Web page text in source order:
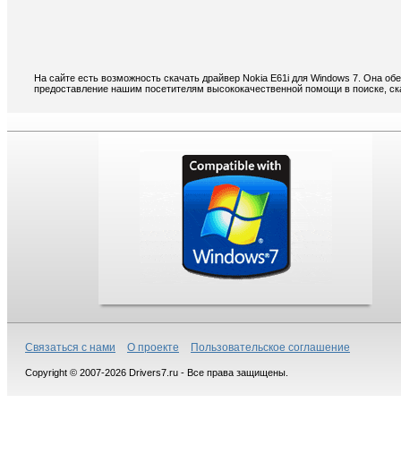
На сайте есть возможность скачать драйвер Nokia E61i для Windows 7. Она
предоставление нашим посетителям высококачественной помощи в поиске,
Связаться с нами О проекте Пользовательское соглашение
Copyright © 2007-2026 Drivers7.ru - Все права защищены.